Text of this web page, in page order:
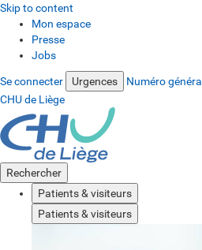
Skip to content
Mon espace
Presse
Jobs
Se connecter Urgences Numéro
CHU de Liège
Rechercher
Patients & visiteurs
Patients & visiteurs